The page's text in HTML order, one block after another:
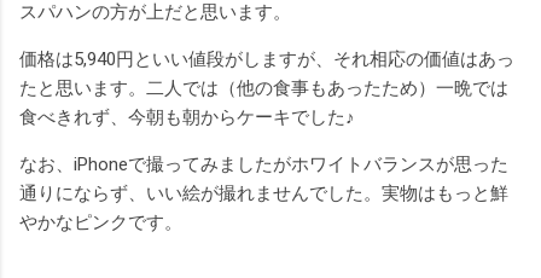
スパハンの方が上だと思います。
価格は5,940円といい値段がしますが、それ相応の価値はあっ
たと思います。二人では（他の食事もあったため）一晩では
食べきれず、今朝も朝からケーキでした♪
なお、iPhoneで撮ってみましたがホワイトバランスが思った
通りにならず、いい絵が撮れませんでした。実物はもっと鮮
やかなピンクです。